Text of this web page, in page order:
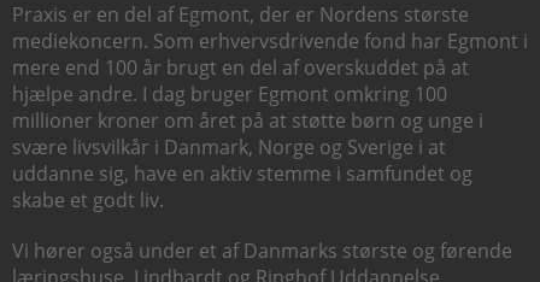
Praxis er en del af Egmont, der er Nordens største
mediekoncern. Som erhvervsdrivende fond har Egmont i
mere end 100 år brugt en del af overskuddet på at
hjælpe andre. I dag bruger Egmont omkring 100
millioner kroner om året på at støtte børn og unge i
svære livsvilkår i Danmark, Norge og Sverige i at
uddanne sig, have en aktiv stemme i samfundet og
skabe et godt liv.
Vi hører også under et af Danmarks største og førende